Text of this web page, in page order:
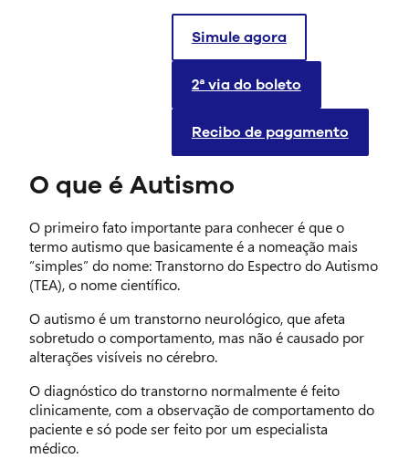
Simule agora
2ª via do boleto
Recibo de pagamento
aumento dos casos mais informações são buscadas e
hoje, já podemos responder algumas das perguntas
principais, a primeira delas é: O que é autismo?
O que é Autismo
O primeiro fato importante para conhecer é que o
termo autismo que basicamente é a nomeação mais
“simples” do nome: Transtorno do Espectro do Autismo
(TEA), o nome científico.
O autismo é um transtorno neurológico, que afeta
sobretudo o comportamento, mas não é causado por
alterações visíveis no cérebro.
O diagnóstico do transtorno normalmente é feito
clinicamente, com a observação de comportamento do
paciente e só pode ser feito por um especialista
médico.